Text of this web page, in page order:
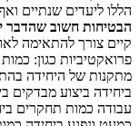
הללו ליעדים שנתיים
הבטיחות חשוב שהדבר
קיים צורך להתאימה
פרואקטיביות כגון:
מתקנות של היחידה
ביחידה ביצוע מבדקים
עבודה כמות תחקרים